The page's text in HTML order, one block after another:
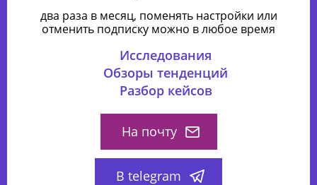
два раза в месяц, поменять настройки или
отменить подписку можно в любое время
Исследования
Обзоры тенденций
Разбор кейсов
На почту
В telegram